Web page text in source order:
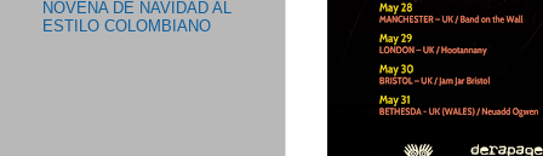
NOVENA DE NAVIDAD AL
ESTILO COLOMBIANO